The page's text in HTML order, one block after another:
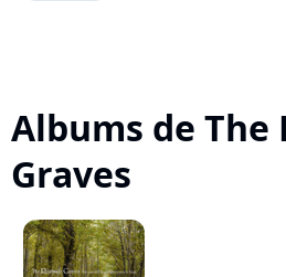
Albums de The
Graves